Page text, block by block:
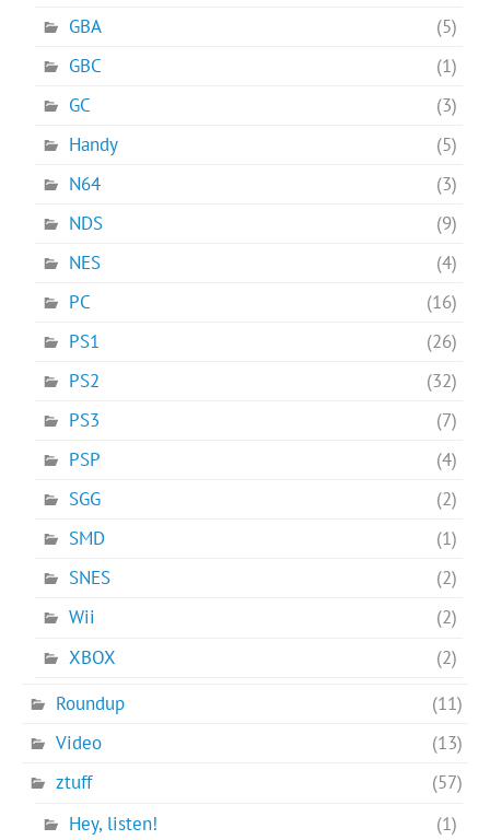
GBA
(5)
GBC
(1)
GC
(3)
Handy
(5)
N64
(3)
NDS
(9)
NES
(4)
PC
(16)
PS1
(26)
PS2
(32)
PS3
(7)
PSP
(4)
SGG
(2)
SMD
(1)
SNES
(2)
Wii
(2)
XBOX
(2)
Roundup
(11)
Video
(13)
ztuff
(57)
Hey, listen!
(1)